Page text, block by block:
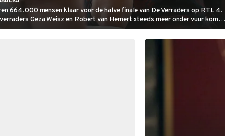
664.000 mensen klaar voor de halve finale van De Verraders op RTL 4.
Geza Weisz en Robert van Hemert steeds meer onder vuur komen
deelnemersveld kleiner wordt en er nog twee verraders in het spel zijn.